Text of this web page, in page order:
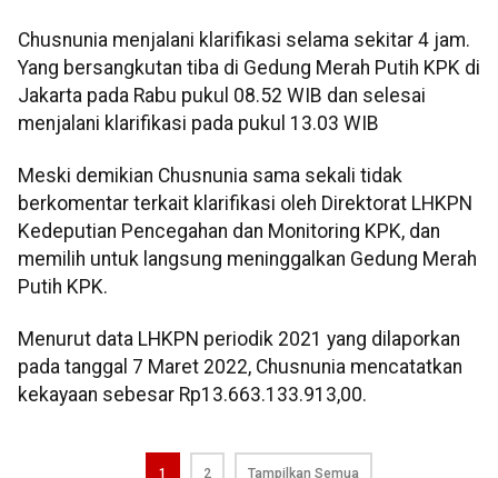
Chusnunia menjalani klarifikasi selama sekitar 4 jam.
Yang bersangkutan tiba di Gedung Merah Putih KPK di
Jakarta pada Rabu pukul 08.52 WIB dan selesai
menjalani klarifikasi pada pukul 13.03 WIB
Meski demikian Chusnunia sama sekali tidak
berkomentar terkait klarifikasi oleh Direktorat LHKPN
Kedeputian Pencegahan dan Monitoring KPK, dan
memilih untuk langsung meninggalkan Gedung Merah
Putih KPK.
Menurut data LHKPN periodik 2021 yang dilaporkan
pada tanggal 7 Maret 2022, Chusnunia mencatatkan
kekayaan sebesar Rp13.663.133.913,00.
1 2 Tampilkan Semua